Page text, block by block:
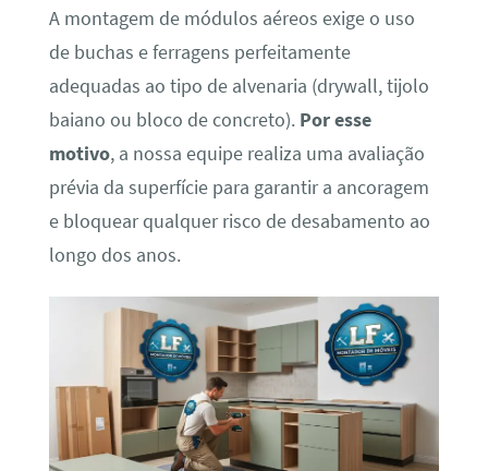
A montagem de módulos aéreos exige o uso
de buchas e ferragens perfeitamente
adequadas ao tipo de alvenaria (drywall, tijolo
baiano ou bloco de concreto). Por esse
motivo, a nossa equipe realiza uma avaliação
prévia da superfície para garantir a ancoragem
e bloquear qualquer risco de desabamento ao
longo dos anos.